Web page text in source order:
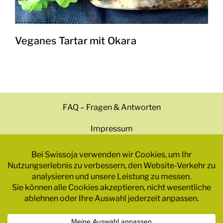
Veganes Tartar mit Okara
FAQ – Fragen & Antworten
Impressum
Datenschutzrichtlinie
Geschäftsbedingungen